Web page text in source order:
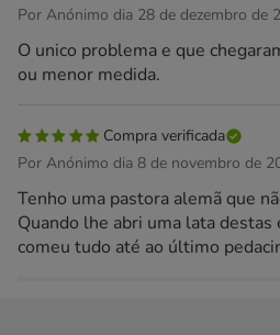
Por Anónimo dia 28 de dezembro de
O unico problema e que
ou menor medida.
Compra verificada
Por Anónimo dia 8 de novembro de
Tenho uma pastora alemã que
Quando lhe abri uma lata destas
comeu tudo até ao último